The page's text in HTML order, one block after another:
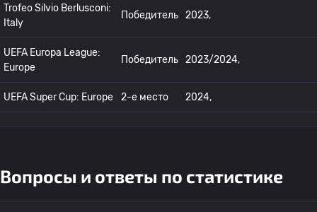
Trofeo Silvio Berlusconi:
Italy
Победитель 2023,
UEFA Europa League:
Europe
Победитель 2023/2024,
UEFA Super Cup: Europe 2-е место 2024,
Вопросы и ответы по статистике